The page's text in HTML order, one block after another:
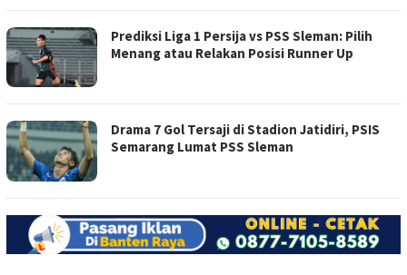
Prediksi Liga 1 Persija vs PSS Sleman: Pilih
Menang atau Relakan Posisi Runner Up
Drama 7 Gol Tersaji di Stadion Jatidiri, PSIS
Semarang Lumat PSS Sleman